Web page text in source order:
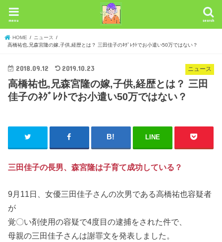
search
menu
HOME
ニュース
高橋祐也,兄森宮隆の嫁,子供,経歴とは？ 三田佳子のﾈｸﾞﾚｸﾄでお小遣い50万ではない？
ニュース
2018.09.12 2019.10.23
高橋祐也,兄森宮隆の嫁,子供,経歴とは？ 三田
佳子のﾈｸﾞﾚｸﾄでお小遣い50万ではない？
LINE
三田佳子の長男、森宮隆は子育て成功している？
9月11日、女優三田佳子さんの次男である高橋祐也容疑者
が
覚〇い剤使用の容疑で4度目の逮捕をされた件で、
母親の三田佳子さんは謝罪文を発表しました。